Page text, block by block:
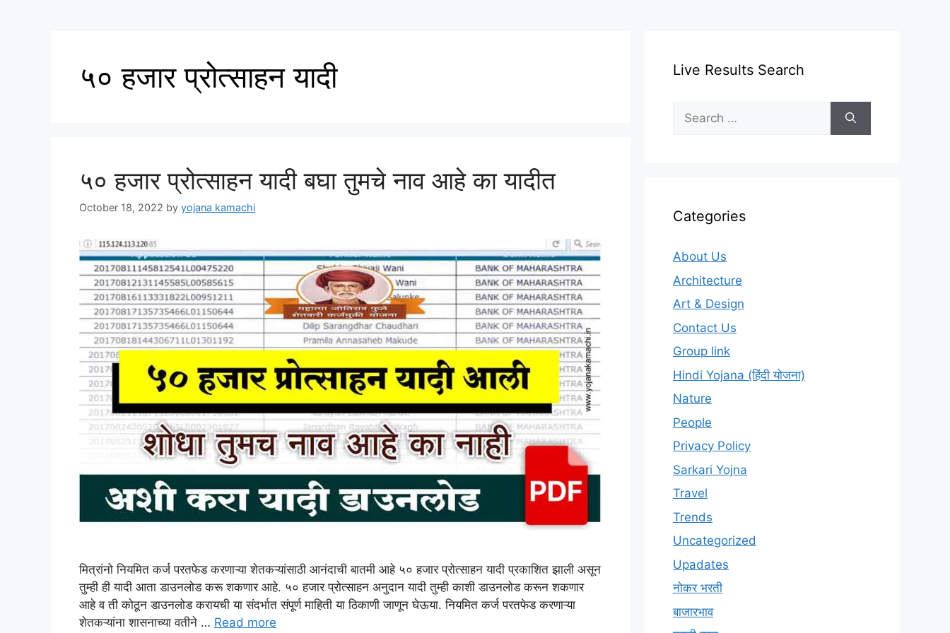
५० हजार प्रोत्साहन यादी
५० हजार प्रोत्साहन यादी बघा तुमचे नाव आहे का यादीत
October 18, 2022 by yojana kamachi
मित्रांनो नियमित कर्ज परतफेड करणाऱ्या शेतकऱ्यांसाठी आनंदाची बातमी आहे ५० हजार प्रोत्साहन यादी प्रकाशित झाली असून
तुम्ही ही यादी आता डाउनलोड करू शकणार आहे. ५० हजार प्रोत्साहन अनुदान यादी तुम्ही काशी डाउनलोड करून शकणार
आहे व ती कोठून डाउनलोड करायची या संदर्भात संपूर्ण माहिती या ठिकाणी जाणून घेऊया. नियमित कर्ज परतफेड करणाऱ्या
शेतकऱ्यांना शासनाच्या वतीने … Read more
Live Results Search
Search
for:
Categories
About Us
Architecture
Art & Design
Contact Us
Group link
Hindi Yojana (हिंदी योजना)
Nature
People
Privacy Policy
Sarkari Yojna
Travel
Trends
Uncategorized
Upadates
नोकर भरती
बाजारभाव